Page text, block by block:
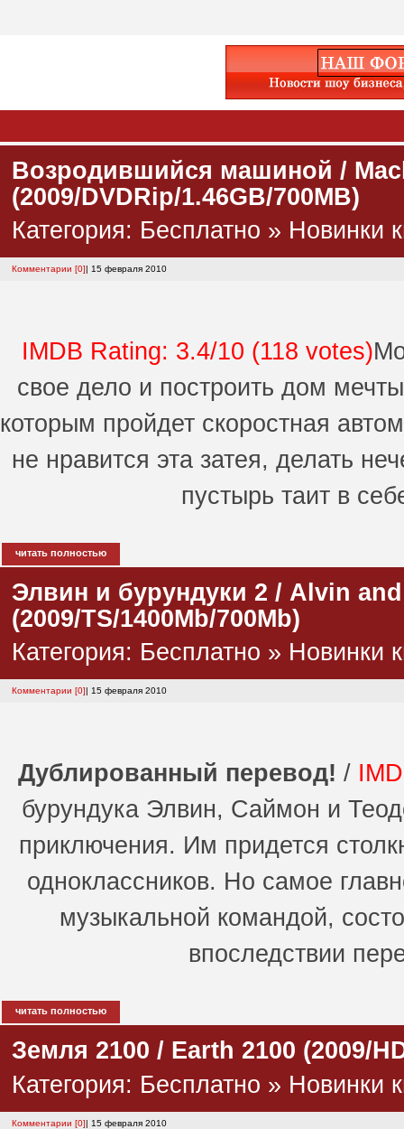
Возродившийся машиной /
(2009/DVDRip/1.46GB/700MB)
Категория: Бесплатно » Новинки
Комментарии [0]| 15 февраля 2010
IMDB Rating: 3.4/10 (118 votes)
свое дело и построить дом
которым пройдет скоростная
не нравится эта затея, делать
пустырь таит в
читать полностью
Элвин и бурундуки 2 / Alvin
(2009/TS/1400Mb/700Mb)
Категория: Бесплатно » Новинки
Комментарии [0] | 15 февраля 2010
Дублированный перевод! /
бурундука Элвин, Саймон и
приключения. Им придется
одноклассников. Но самое
музыкальной командой,
впоследствии
читать полностью
Земля 2100 / Earth 2100 (2009/
Категория: Бесплатно » Новинки
Комментарии [0]| 15 февраля 2010